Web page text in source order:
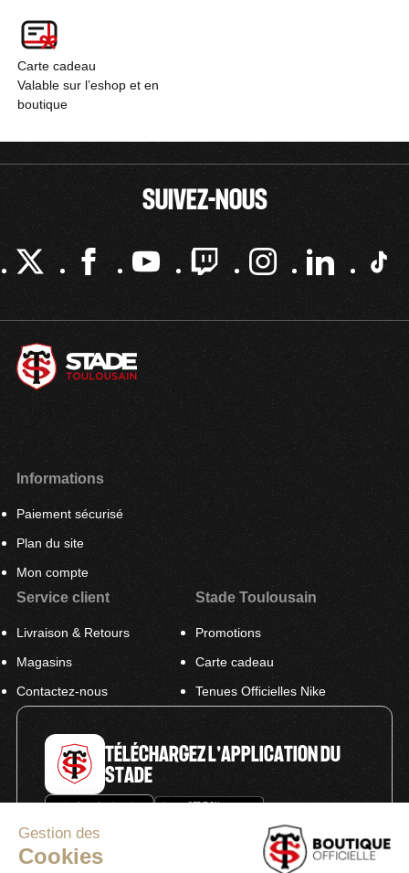
Gestion des
Cookies
Carte cadeau
Valable sur l’eshop et en
boutique
SUIVEZ-NOUS
Informations
Paiement sécurisé
Plan du site
Mon compte
Service client
Livraison & Retours
Magasins
Contactez-nous
Stade Toulousain
Promotions
Carte cadeau
Tenues Officielles Nike
TÉLÉCHARGEZ L'APPLICATION DU
STADE